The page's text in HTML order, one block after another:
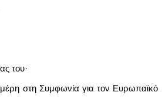
του·
στη Συμφωνία για τον Ευρωπαϊκό